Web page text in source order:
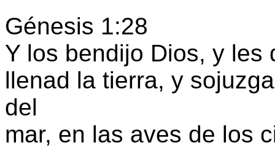
Génesis 1:28
Y los bendijo Dios, y les
llenad la tierra, y
del
mar, en las aves de los